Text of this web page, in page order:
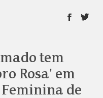
tem
Rosa' em
de